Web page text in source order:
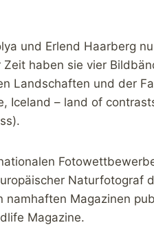
und Erlend Haarberg
haben sie vier
Landschaften und der
Iceland – land of
Naturfotograf
namhaften Magazinen
Magazine.